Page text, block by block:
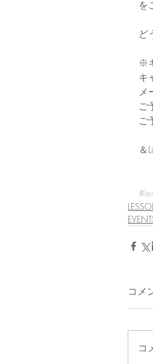
を
ど
※
キ
メ
ご
ご
＆
コメ
コ